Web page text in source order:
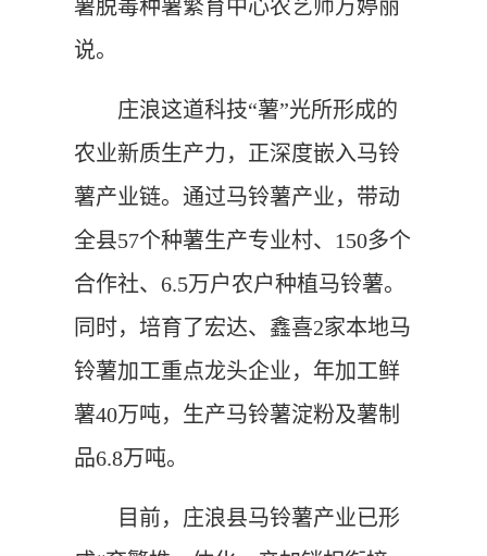
薯脱毒种薯繁育中心农艺师万婷丽
说。
庄浪这道科技“薯”光所形成的
农业新质生产力，正深度嵌入马铃
薯产业链。通过马铃薯产业，带动
全县57个种薯生产专业村、150多个
合作社、6.5万户农户种植马铃薯。
同时，培育了宏达、鑫喜2家本地马
铃薯加工重点龙头企业，年加工鲜
薯40万吨，生产马铃薯淀粉及薯制
品6.8万吨。
目前，庄浪县马铃薯产业已形